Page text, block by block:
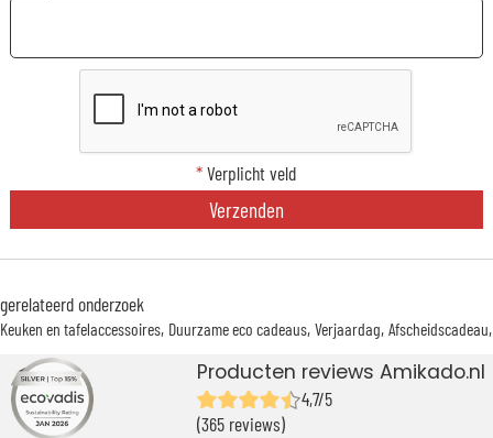
*Verplicht veld
Verzenden
gerelateerd onderzoek
Keuken en tafelaccessoires Duurzame eco cadeaus Verjaardag Afscheidscadeau
Producten reviews Amikado.nl
4,7/5
(365 reviews)